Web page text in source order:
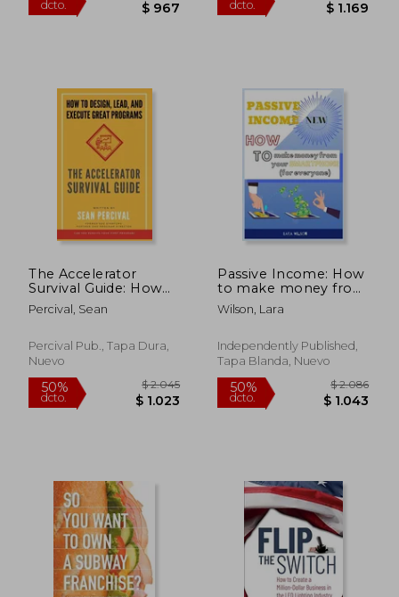
50%
dcto. $ 967
50%
dcto.
The Accelerator
Survival Guide: How
to lead, design and
execute great
Percival, Sean
Percival Pub., Tapa Dura,
Nuevo
Passive Income: How
to make money from
your Smartphone
(for everyone) (en
Wilson, Lara
Independently Published,
Tapa Blanda, Nuevo